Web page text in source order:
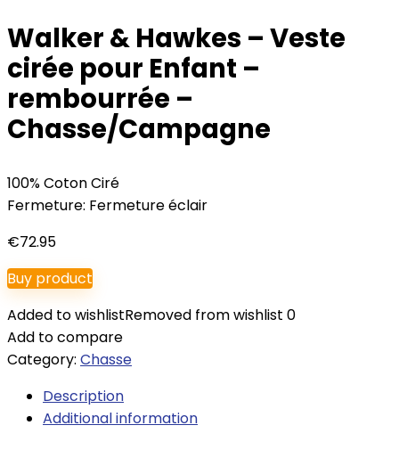
Walker & Hawkes – Veste
cirée pour Enfant –
rembourrée –
Chasse/Campagne
100% Coton Ciré
Fermeture: Fermeture éclair
€72.95
Buy product
Added to wishlistRemoved from wishlist 0
Add to compare
Category: Chasse
Description
Additional information